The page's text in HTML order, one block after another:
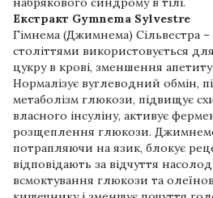
Екстракт Gymnema Sylvestre
Гімнема (Джимнема) Сільвестра
століттями використовується
цукру в крові, зменшення
Нормалізує вуглеводний обмін,
метаболізм глюкози, підвищує
власного інсуліну, активує
розщеплення глюкози.
потрапляючи на язик, блокує
відповідають за відчуття
всмоктування глюкози та